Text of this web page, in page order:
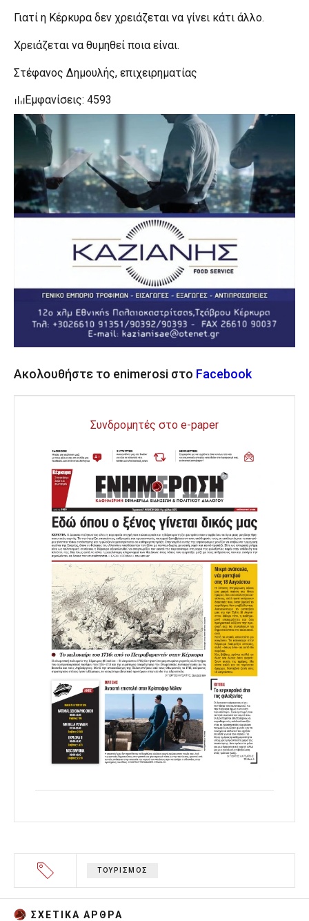
Γιατί η Κέρκυρα δεν χρειάζεται να γίνει κάτι άλλο.
Χρειάζεται να θυμηθεί ποια είναι.
Στέφανος Δημουλής, επιχειρηματίας
Εμφανίσεις: 4593
Ακολουθήστε το enimerosi στο Facebook
Συνδρομητές στο e-paper
ΤΟΥΡΙΣΜΟΣ
ΣΧΕΤΙΚA AΡΘΡΑ